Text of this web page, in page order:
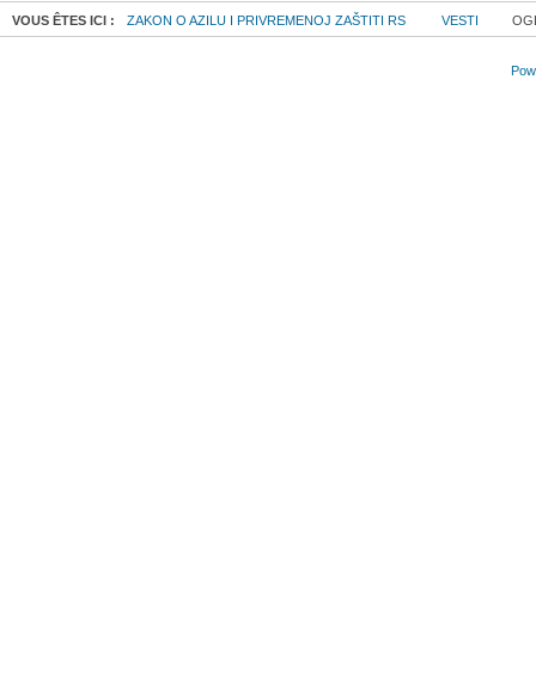
VOUS ÊTES ICI : ZAKON O AZILU I PRIVREMENOJ ZAŠTITI RS VESTI